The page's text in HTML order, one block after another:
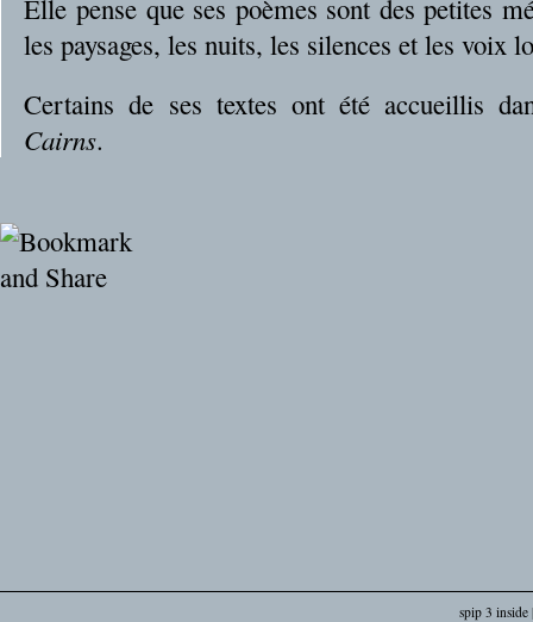
Elle pense que ses poèmes sont des petites
les paysages, les nuits, les silences et les voix
Certains de ses textes ont été accueillis
Cairns.
spip 3 inside